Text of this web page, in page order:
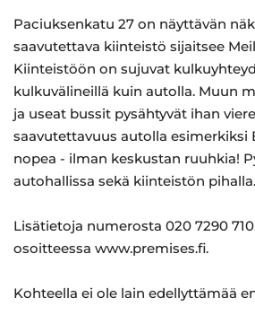
Paciuksenkatu 27 on näyttävän
saavutettava kiinteistö sijaitsee
Kiinteistöön on sujuvat
kulkuvälineillä kuin autolla. Muun
ja useat bussit pysähtyvät ihan
saavutettavuus autolla esimerkiksi
nopea - ilman keskustan ruuhkia!
autohallissa sekä kiinteistön pihalla.
Lisätietoja numerosta 020 7290
osoitteessa www.premises.fi.
Kohteella ei ole lain edellyttämää